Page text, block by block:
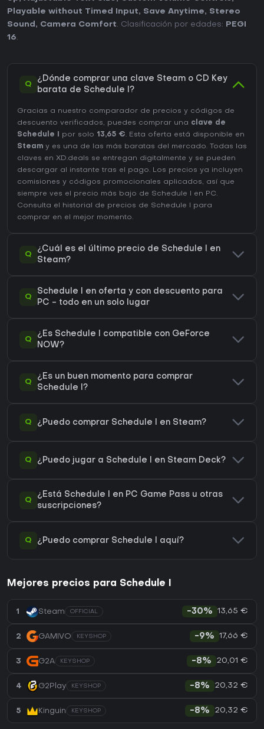
Playable without Timed Input, Save Anytime, Stereo
Sound , Camera Comfort. Clasificación por edades:
PEGI
16.
Q
¿Dónde comprar una clave Steam o CD Key
barata de Schedule I?
Gracias a nuestro comparador de precios y códigos de
descuento verificados, puedes comprar una clave de
Schedule I
por solo 13,65 €. Esta oferta está disponible en
Steam y es una de las más baratas del mercado. Todas las
claves en XD.deals se entregan digitalmente y se pueden
descargar al instante tras el pago. Los precios ya incluyen
comisiones y códigos promocionales aplicados, así que
siempre ves el precio más bajo de Schedule I en PC.
Consulta el
historial de precios de Schedule I
para
comprar en el mejor momento.
Q
¿Cuál es el último precio de Schedule I en
Steam?
Q
Schedule I en oferta y con descuento para
PC - todo en un solo lugar
Q
¿Es Schedule I compatible con GeForce
NOW?
Q
¿Es un buen momento para comprar
Schedule I?
Q ¿Puedo comprar Schedule I en Steam?
Q ¿Puedo jugar a Schedule I en Steam Deck?
Q
¿Está Schedule I en PC Game Pass u otras
suscripciones?
Q ¿Puedo comprar Schedule I aquí?
Mejores precios para Schedule I
1 Steam OFFICIAL -30% 13,65 €
2 GAMIVO KEYSHOP -9% 17,66 €
3 G2A KEYSHOP -8% 20,01 €
4 G2Play KEYSHOP -8% 20,32 €
5 Kinguin KEYSHOP -8% 20,32 €